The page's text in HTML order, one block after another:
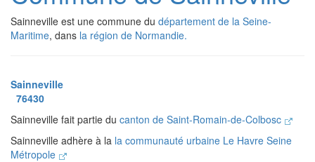
Sainneville est une commune du département de la Seine-
Maritime, dans la région de Normandie.
Sainneville
76430
Sainneville fait partie du canton de Saint-Romain-de-Colbosc
Sainneville adhère à la la communauté urbaine Le Havre Seine
Métropole